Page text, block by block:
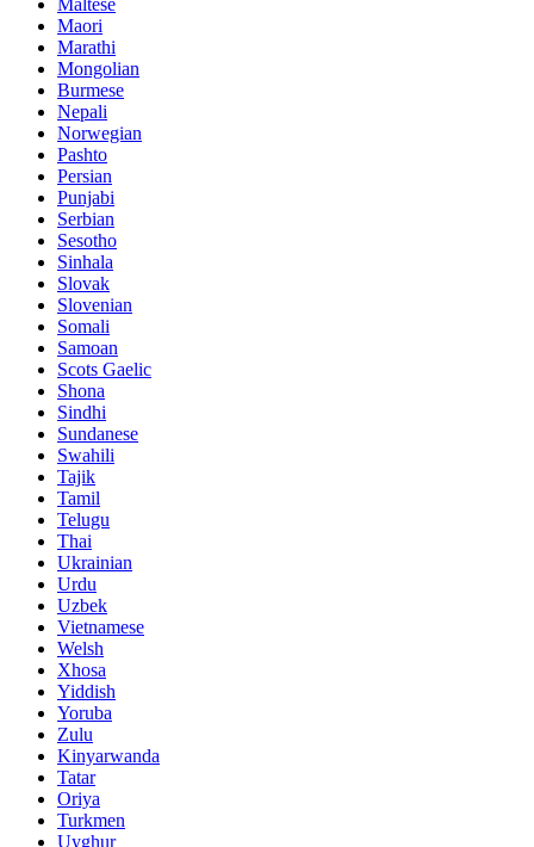
Maori
Marathi
Mongolian
Burmese
Nepali
Norwegian
Pashto
Persian
Punjabi
Serbian
Sesotho
Sinhala
Slovak
Slovenian
Somali
Samoan
Scots Gaelic
Shona
Sindhi
Sundanese
Swahili
Tajik
Tamil
Telugu
Thai
Ukrainian
Urdu
Uzbek
Vietnamese
Welsh
Xhosa
Yiddish
Yoruba
Zulu
Kinyarwanda
Tatar
Oriya
Turkmen
Uyghur